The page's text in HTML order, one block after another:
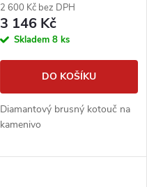
2 600 Kč bez DPH
3 146 Kč
Skladem 8 ks
DO KOŠÍKU
Diamantový brusný kotouč na
kamenivo